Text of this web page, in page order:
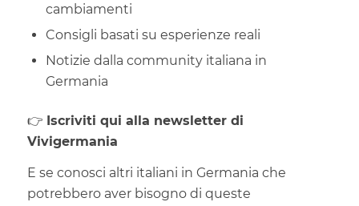
cambiamenti
Consigli basati su esperienze reali
Notizie dalla community italiana in
Germania
👉 Iscriviti qui alla newsletter di
Vivigermania
E se conosci altri italiani in Germania che
potrebbero aver bisogno di queste